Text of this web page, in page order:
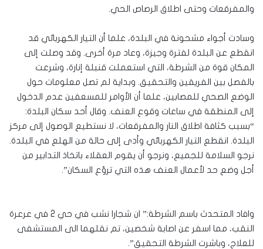
والمفرقعات وحتى اطلاق الرصاص الحي.
وسادت أجواء مشحونة في البلدة، علما أن التيار الكهربائي قد
انقطع عن البلدة لفترة وجيزة، وعاد مرة أخرى. وقد وصلت إلى
المكان قوة من الشرطة، التي استعملت قنبلة إنارة، وشرعت
بالفصل بين الفريقين والتحقيق. وبداية لم تصل معلومات حول
الوضع الصحي للمصابين، علما أن الأوامر للمسعفين عدم الدخول
إلى المنطقة في ساعات وقوع العنف. وقال أحد سكان البلدة:
“بسبب كثافة اطلاق النار والمفرقعات، لا نستطيع الوصول إلى مركز
البلدة. انقطع التيار الكهربائي وأدى إلى حالة من الهلع في البلدة.
نرجو السلامة للجميع، ونرجو أن يقوم العقلاء باتخاذ التدابير من
أجل وضع حد لأعمال العنف هذه التي تروّع السكان”.
وافاد المتحدث باسم الشرطة:” ان شجارا نشب في حي 2 في عرعرة
النقب، مما اسفر عن اصابة شخصين، تم نقلهما الى المستشفى
للعلاج، وباشرت الشرطة التحقيق”.